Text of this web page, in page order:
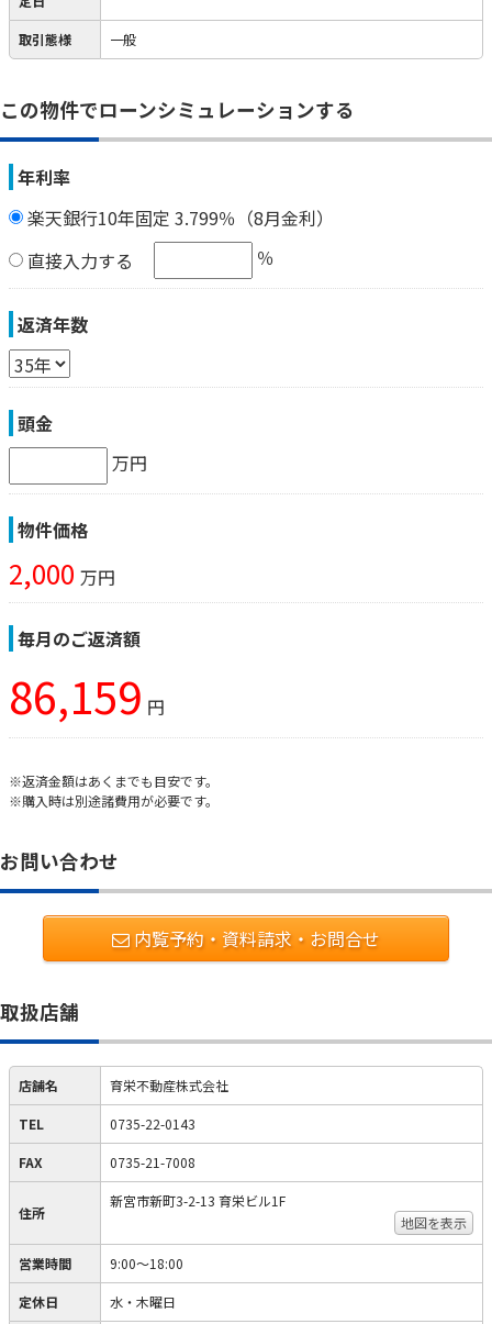
取引態様 一般
この物件でローンシミュレーションする
年利率
楽天銀行10年固定 3.799％（8月金利）
直接入力する
％
返済年数
頭金
万円
物件価格
2,000 万円
毎月のご返済額
86,159 円
※返済金額はあくまでも目安です。
※購入時は別途諸費用が必要です。
お問い合わせ
内覧予約・資料請求・お問合せ
取扱店舗
店舗名 育栄不動産株式会社
TEL 0735-22-0143
FAX 0735-21-7008
住所
新宮市新町3-2-13 育栄ビル1F
地図を表示
営業時間 9:00～18:00
定休日 水・木曜日